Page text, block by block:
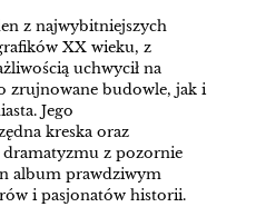
z najwybitniejszych
XX wieku, z
uchwycił na
zrujnowane budowle, jak i
Jego
kreska oraz
z pozornie
album prawdziwym
i pasjonatów historii.